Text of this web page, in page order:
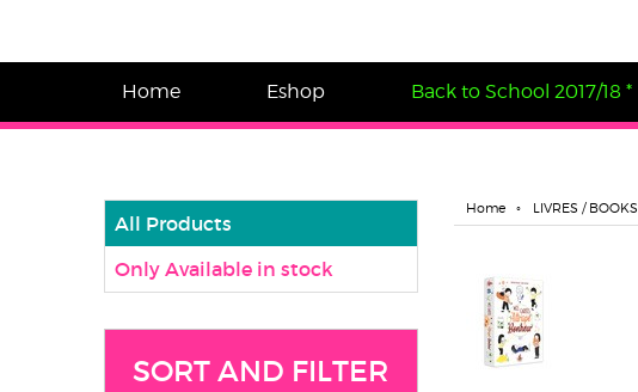
Home Eshop Back to School 2017/18 *
All Products
Only Available in stock
SORT AND FILTER
Home LIVRES / BOOKS